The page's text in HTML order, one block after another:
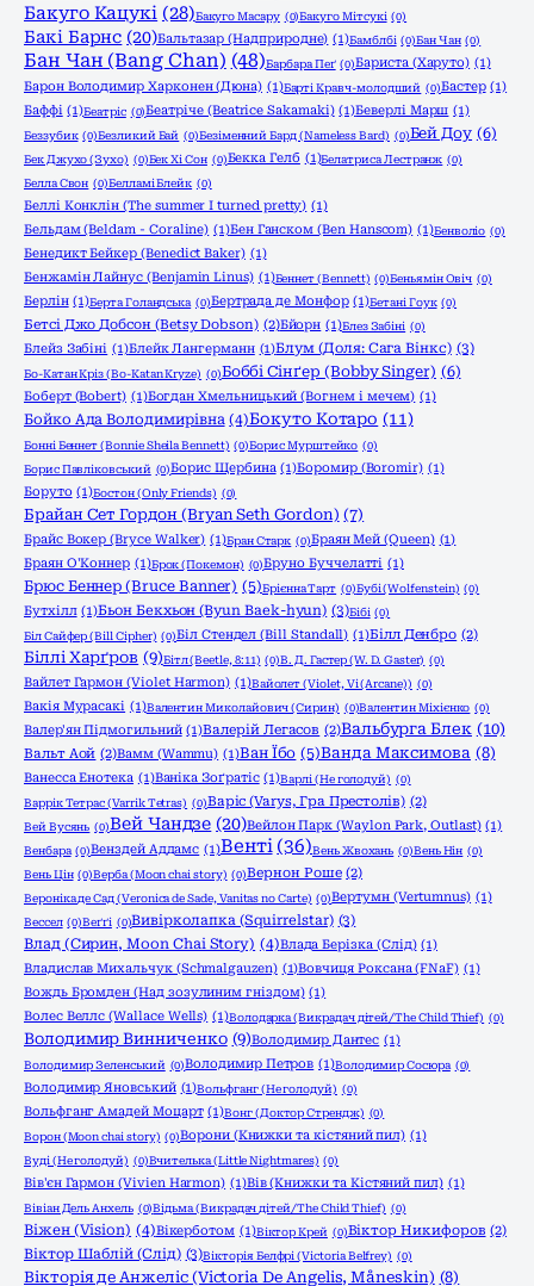
Бакуго Кацукі (28)Бакуго Масару (0)Бакуго Мітсукі (0)
Бакі Барнс (20)Бальтазар (Надприродне) (1)Бамблбі (0)Бан Чан (0)
Бан Чан (Bang Chan) (48)Барбара Пеґ (0)Бариста (Харуто) (1)
Барон Володимир Харконен (Дюна) (1)Барті Кравч-молодший (0)Бастер (1)
Баффі (1)Беатріс (0)Беатріче (Beatrice Sakamaki) (1)Беверлі Марш (1)
Беззубик (0)Безликий Бай (0)Безіменний Бард (Nameless Bard) (0)Бей Доу (6)
Бек Джухо (Зухо) (0)Бек Хі Сон (0)Бекка Гелб (1)Белатриса Лестранж (0)
Белла Свон (0)Белламі Блейк (0)
Беллі Конклін (The summer I turned pretty) (1)
Бельдам (Beldam - Coraline) (1)Бен Ганском (Ben Hanscom) (1)Бенволіо (0)
Бенедикт Бейкер (Benedict Baker) (1)
Бенжамін Лайнус (Benjamin Linus) (1)Беннет (Bennett) (0)Беньямін Овіч (0)
Берлін (1)Берта Голандська (0)Бертрада де Монфор (1)Бетані Гоук (0)
Бетсі Джо Добсон (Betsy Dobson) (2)Бйорн (1)Блез Забіні (0)
Блейз Забіні (1)Блейк Лангерманн (1)Блум (Доля: Сага Вінкс) (3)
Бо-Катан Кріз (Bo-Katan Kryze) (0)Боббі Сінґер (Bobby Singer) (6)
Боберт (Bobert) (1)Богдан Хмельницький (Вогнем і мечем) (1)
Бойко Ада Володимирівна (4)Бокуто Котаро (11)
Бонні Беннет (Bonnie Sheila Bennett) (0)Борис Мурштейко (0)
Борис Павліковський (0)Борис Щербина (1)Боромир (Boromir) (1)
Боруто (1)Бостон (Only Friends) (0)
Брайан Сет Гордон (Bryan Seth Gordon) (7)
Брайс Вокер (Bryce Walker) (1)Бран Старк (0)Браян Мей (Queen) (1)
Браян О'Коннер (1)Брок (Покемон) (0)Бруно Буччелатті (1)
Брюс Беннер (Bruce Banner) (5)Брієнна Тарт (0)Бубі (Wolfenstein) (0)
Бутхілл (1)Бьон Бекхьон (Byun Baek-hyun) (3)Бібі (0)
Біл Сайфер (Bill Cipher) (0)Біл Стендел (Bill Standall) (1)Білл Денбро (2)
Біллі Харґров (9)Бітл (Beetle, 8:11) (0)В. Д. Гастер (W. D. Gaster) (0)
Вайлет Гармон (Violet Harmon) (1)Вайолет (Violet, Vi (Arcane)) (0)
Вакія Мурасакі (1)Валентин Миколайович (Сирин) (0)Валентин Міхієнко (0)
Валер'ян Підмогильний (1)Валерій Легасов (2)Вальбурга Блек (10)
Вальт Аой (2)Вамм (Wammu) (1)Ван Їбо (5)Ванда Максимова (8)
Ванесса Енотека (1)Ваніка Зоґратіс (1)Варлі (Не голодуй) (0)
Варрік Тетрас (Varrik Tetras) (0)Варіс (Varys, Гра Престолів) (2)
Вей Вусянь (0)Вей Чандзе (20)Вейлон Парк (Waylon Park, Outlast) (1)
Венбара (0)Венздей Аддамс (1)Венті (36)Вень Жвохань (0)Вень Нін (0)
Вень Цін (0)Верба (Moon chai story) (0)Вернон Роше (2)
Вероніка де Сад (Veronica de Sade, Vanitas no Carte) (0)Вертумн (Vertumnus) (1)
Вессел (0)Веґґі (0)Вивірколапка (Squirrelstar) (3)
Влад (Сирин, Moon Chai Story) (4)Влада Берізка (Слід) (1)
Владислав Михальчук (Schmalgauzen) (1)Вовчиця Роксана (FNaF) (1)
Вождь Бромден (Над зозулиним гніздом) (1)
Волес Веллс (Wallace Wells) (1)Володарка (Викрадач дітей/The Child Thief) (0)
Володимир Винниченко (9)Володимир Дантес (1)
Володимир Зеленський (0)Володимир Петров (1)Володимир Сосюра (0)
Володимир Яновський (1)Вольфганг (Не голодуй) (0)
Вольфганг Амадей Моцарт (1)Вонг (Доктор Стрендж) (0)
Ворон (Moon chai story) (0)Ворони (Книжки та кістяний пил) (1)
Вуді (Не голодуй) (0)Вчителька (Little Nightmares) (0)
Вів'єн Гармон (Vivien Harmon) (1)Вів (Книжки та Кістяний пил) (1)
Вівіан Дель Анхель (0)Відьма (Викрадач дітей/The Child Thief) (0)
Віжен (Vision) (4)Вікерботом (1)Віктор Крей (0)Віктор Никифоров (2)
Віктор Шаблій (Слід) (3)Вікторія Белфрі (Victoria Belfrey) (0)
Вікторія де Анжеліс (Victoria De Angelis, Måneskin) (8)